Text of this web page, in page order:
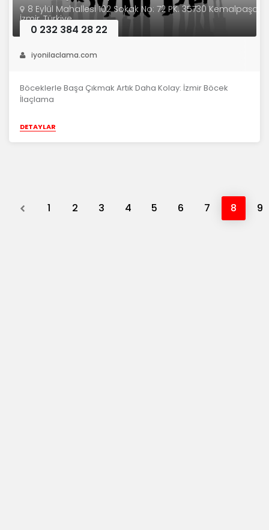
8 Eylül Mahallesi 102 Sokak No: 72 PK. 35730 Kemalpaşa,
İzmir, Türkiye
0 232 384 28 22
iyonilaclama.com
Böceklerle Başa Çıkmak Artık Daha Kolay: İzmir Böcek
İlaçlama
DETAYLAR
Previous
1 2 3 4 5 6 7 8 9